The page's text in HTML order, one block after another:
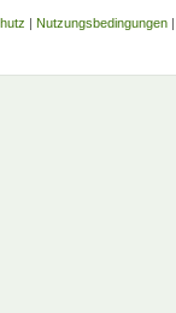
| Nutzungsbedingungen |